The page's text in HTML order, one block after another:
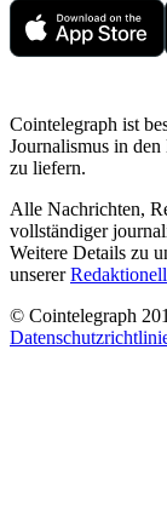
Cointelegraph ist
Journalismus in
zu liefern.
Alle Nachrichten,
vollständiger
Weitere Details zu
unserer
© Cointelegraph